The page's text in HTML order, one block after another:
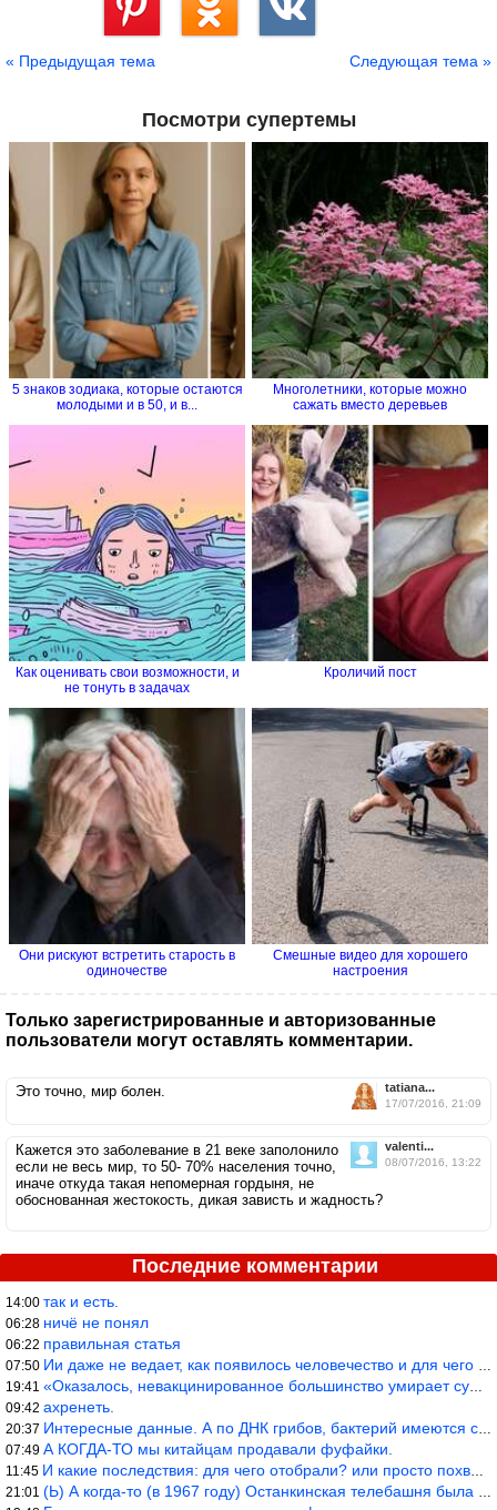
« Предыдущая тема Следующая тема »
Посмотри супертемы
5 знаков зодиака, которые остаются
молодыми и в 50, и в...
Многолетники, которые можно
сажать вместо деревьев
Как оценивать свои возможности, и
не тонуть в задачах
Кроличий пост
Они рискуют встретить старость в
одиночестве
Смешные видео для хорошего
настроения
Только зарегистрированные и авторизованные
пользователи могут оставлять комментарии.
tatiana...
17/07/2016, 21:09
Это точно, мир болен.
valenti...
08/07/2016, 13:22
Кажется это заболевание в 21 веке заполонило
если не весь мир, то 50- 70% населения точно,
иначе откуда такая непомерная гордыня, не
обоснованная жестокость, дикая зависть и жадность?
Последние комментарии
14:00 так и есть.
06:28 ничё не понял
06:22 правильная статья
07:50 Ии даже не ведает, как появилось человечество и для чего оно сущ
19:41 «Оказалось, невакцинированное большинство умирает существенно ча
09:42 ахренеть.
20:37 Интересные данные. А по ДНК грибов, бактерий имеются сведения из
07:49 А КОГДА-ТО мы китайцам продавали фуфайки.
11:45 И какие последствия: для чего отобрали? или просто похвастались.
21:01 (Ь) А когда-то (в 1967 году) Останкинская телебашня была самым в